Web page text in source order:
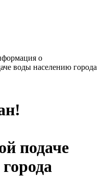
о
воды населению города
подаче